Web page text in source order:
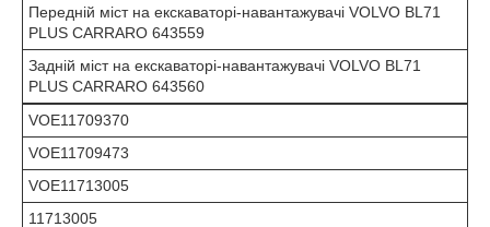
Передній міст на екскаваторі-навантажувачі VOLVO BL71
PLUS CARRARO 643559
Задній міст на екскаваторі-навантажувачі VOLVO BL71
PLUS CARRARO 643560
VOE11709370
VOE11709473
VOE11713005
11713005